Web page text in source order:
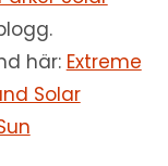
här: Extreme
Solar